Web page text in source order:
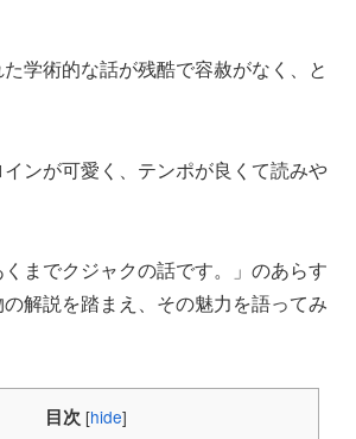
学術的な話が残酷で容赦がなく、と
ンが可愛く、テンポが良くて読みや
までクジャクの話です。」のあらす
解説を踏まえ、その魅力を語ってみ
目次 [hide]